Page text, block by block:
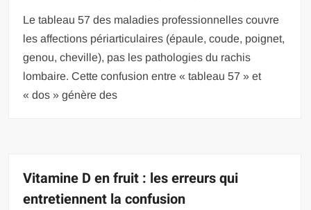
Le tableau 57 des maladies professionnelles couvre
les affections périarticulaires (épaule, coude, poignet,
genou, cheville), pas les pathologies du rachis
lombaire. Cette confusion entre « tableau 57 » et
« dos » génère des
Vitamine D en fruit : les erreurs qui
entretiennent la confusion